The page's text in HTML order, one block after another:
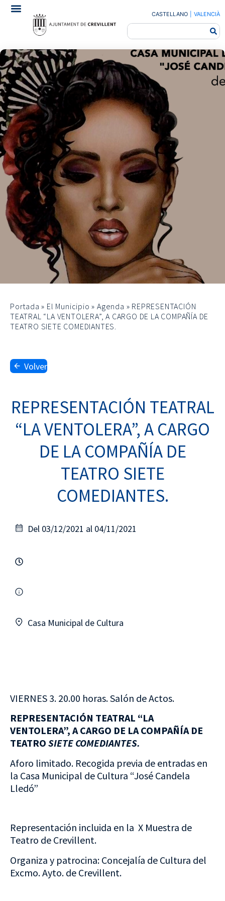
CASTELLANO VALENCIÀ
Portada » El Municipio »Agenda » REPRESENTACIÓN
TEATRAL “LA VENTOLERA”, A CARGO DE LA COMPAÑÍA DE
TEATRO SIETE COMEDIANTES.
Volver
REPRESENTACIÓN TEATRAL
“LA VENTOLERA”, A CARGO
DE LA COMPAÑÍA DE
TEATRO SIETE
COMEDIANTES.
Del 03/12/2021 al 04/11/2021
Casa Municipal de Cultura
VIERNES 3. 20.00 horas. Salón de Actos.
REPRESENTACIÓN TEATRAL “LA
VENTOLERA”, A CARGO DE LA COMPAÑÍA DE
TEATRO SIETE COMEDIANTES.
Aforo limitado. Recogida previa de entradas en
la Casa Municipal de Cultura “José Candela
Lledó”
Representación incluida en la X Muestra de
Teatro de Crevillent.
Organiza y patrocina: Concejalía de Cultura del
Excmo. Ayto. de Crevillent.